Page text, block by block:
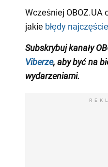
Wcześniej OBOZ.UA
jakie błędy
Subskrybuj kanały
Viberze, aby być na
wydarzeniami.